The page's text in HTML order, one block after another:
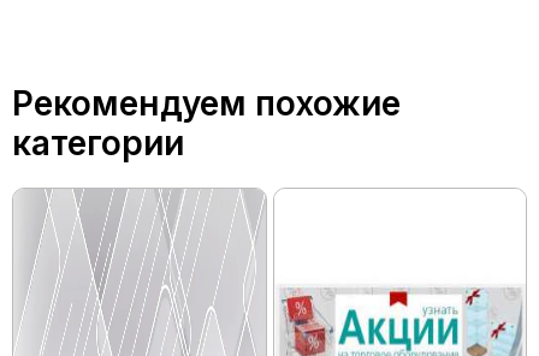
Рекомендуем похожие
категории